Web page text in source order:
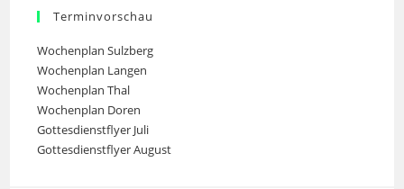
Terminvorschau
Wochenplan Sulzberg
Wochenplan Langen
Wochenplan Thal
Wochenplan Doren
Gottesdienstflyer Juli
Gottesdienstflyer August